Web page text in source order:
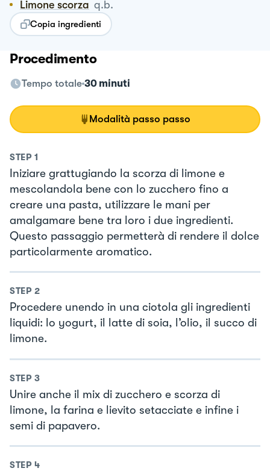
Limone scorza q.b.
Copia ingredienti
Procedimento
Tempo totale 30 minuti
Modalità passo passo
STEP 1
Iniziare grattugiando la scorza di limone e
mescolandola bene con lo zucchero fino a
creare una pasta, utilizzare le mani per
amalgamare bene tra loro i due ingredienti.
Questo passaggio permetterà di rendere il dolce
particolarmente aromatico.
STEP 2
Procedere unendo in una ciotola gli ingredienti
liquidi: lo yogurt, il latte di soia, l’olio, il succo di
limone.
STEP 3
Unire anche il mix di zucchero e scorza di
limone, la farina e lievito setacciate e infine i
semi di papavero.
STEP 4